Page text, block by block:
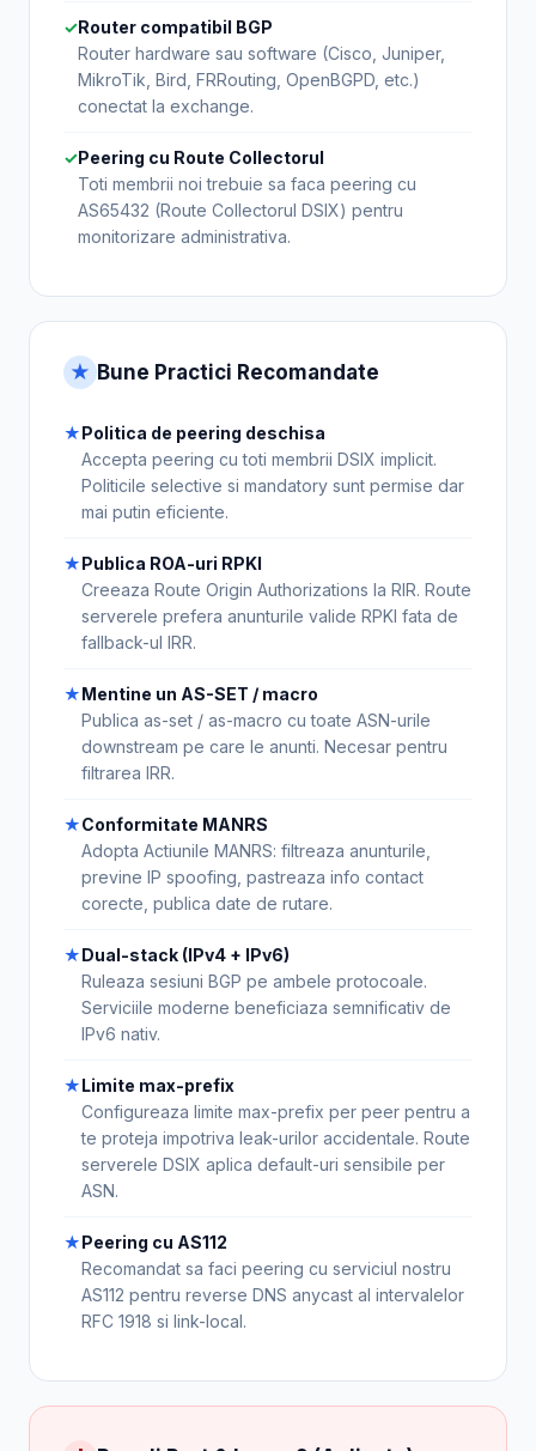
✓Router compatibil BGP
Router hardware sau software (Cisco, Juniper,
MikroTik, Bird, FRRouting, OpenBGPD, etc.)
conectat la exchange.
✓Peering cu Route Collectorul
Toti membrii noi trebuie sa faca peering cu
AS65432 (Route Collectorul DSIX) pentru
monitorizare administrativa.
★ Bune Practici Recomandate
★Politica de peering deschisa
Accepta peering cu toti membrii DSIX implicit.
Politicile selective si mandatory sunt permise dar
mai putin eficiente.
★Publica ROA-uri RPKI
Creeaza Route Origin Authorizations la RIR. Route
serverele prefera anunturile valide RPKI fata de
fallback-ul IRR.
★Mentine un AS-SET / macro
Publica as-set / as-macro cu toate ASN-urile
downstream pe care le anunti. Necesar pentru
filtrarea IRR.
★Conformitate MANRS
Adopta Actiunile MANRS: filtreaza anunturile,
previne IP spoofing, pastreaza info contact
corecte, publica date de rutare.
★Dual-stack (IPv4 + IPv6)
Ruleaza sesiuni BGP pe ambele protocoale.
Serviciile moderne beneficiaza semnificativ de
IPv6 nativ.
★Limite max-prefix
Configureaza limite max-prefix per peer pentru a
te proteja impotriva leak-urilor accidentale. Route
serverele DSIX aplica default-uri sensibile per
ASN.
★Peering cu AS112
Recomandat sa faci peering cu serviciul nostru
AS112 pentru reverse DNS anycast al intervalelor
RFC 1918 si link-local.